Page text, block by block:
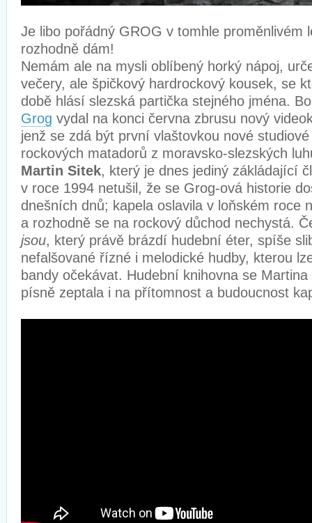
Je libo pořádný GROG v tomhle proměnlivém
rozhodně dám!
Nemám ale na mysli oblíbený horký nápoj,
večery, ale špičkový hardrockový kousek, se
době hlásí slezská partička stejného jména.
Grog vydal na konci června zbrusu nový
jenž se zdá být první vlaštovkou nové
rockových matadorů z moravsko-slezských
Martin Sitek, který je dnes jediný zákládající
v roce 1994 netušil, že se Grog-ová historie
dnešních dnů; kapela oslavila v loňském roce
a rozhodně se na rockový důchod nechystá.
jsou, který právě brázdí hudební éter, spíše
nefalšované řízné i melodické hudby, kterou
bandy očekávat. Hudební knihovna se
písně zeptala i na přítomnost a budoucnost